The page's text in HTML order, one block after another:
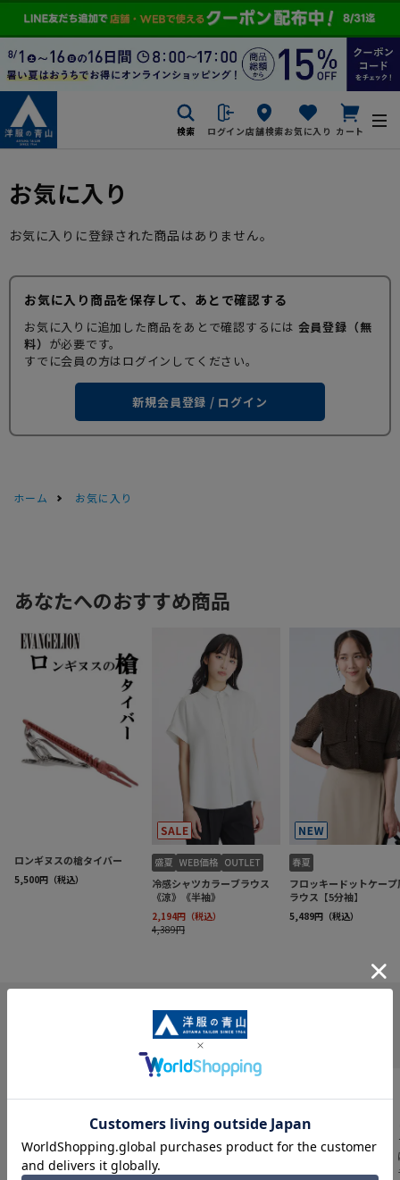
検索 ログイン店舗検索お気に入り カート
お気に入り
お気に入りに登録された商品はありません。
お気に入り商品を保存して、あとで確認する
お気に入りに追加した商品をあとで確認するには 会員登録（無
料） が必要です。
すでに会員の方はログインしてください。
新規会員登録 / ログイン
ホーム お気に入り
INFORMATION